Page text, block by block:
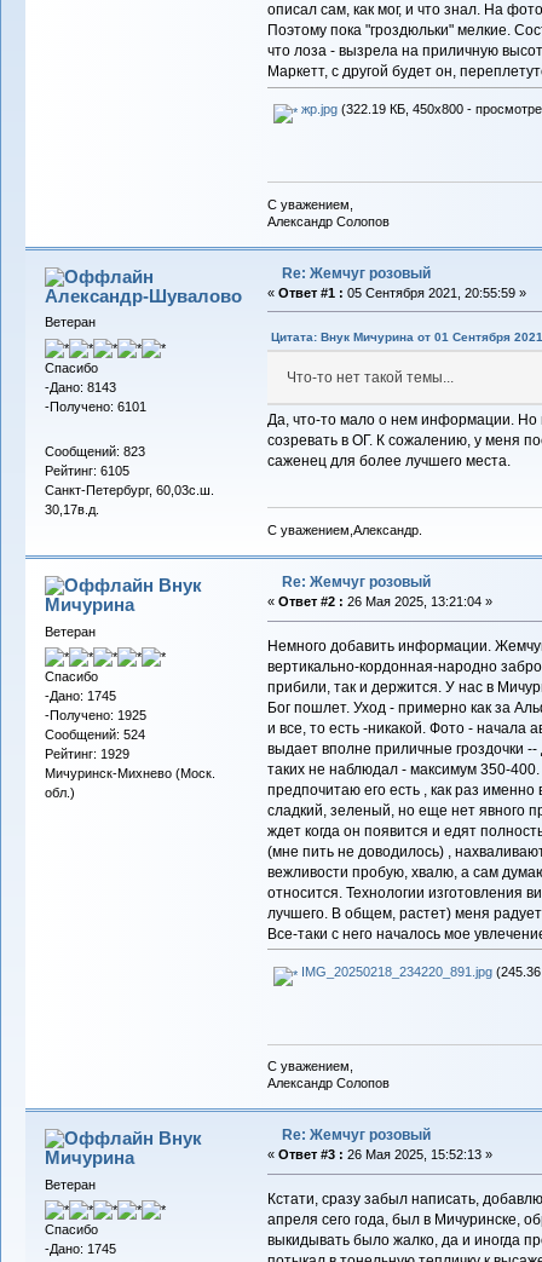
описал сам, как мог, и что знал. На
Поэтому пока "гроздюльки" мелкие.
что лоза - вызрела на приличную
Маркетт, с другой будет он,
жр.jpg(322.19 КБ, 450x800 -
С уважением,
Александр Солопов
Александр-Шувалово
Ветеран
Спасибо
-Дано: 8143
-Получено: 6101
Сообщений: 823
Рейтинг: 6105
Санкт-Петербург, 60,03с.ш.
30,17в.д.
Re: Жемчуг розовый
« Ответ #1 : 05 Сентября 2021, 20:55:59 »
Цитата: Внук Мичурина от 01 Сентября
Что-то нет такой темы...
Да, что-то мало о нем информации. Но
созревать в ОГ. К сожалению, у меня
саженец для более лучшего места.
С уважением,Александр.
Внук
Мичурина
Ветеран
Спасибо
-Дано: 1745
-Получено: 1925
Сообщений: 524
Рейтинг: 1929
Мичуринск-Михнево (Моск.
обл.)
Re: Жемчуг розовый
« Ответ #2 : 26 Мая 2025, 13:21:04 »
Немного добавить информации.
вертикально-кордонная-народно
прибили, так и держится. У нас в
Бог пошлет. Уход - примерно как за
и все, то есть -никакой. Фото - начала
выдает вполне приличные гроздочки
таких не наблюдал - максимум 350-
предпочитаю его есть , как раз
сладкий, зеленый, но еще нет явного
ждет когда он появится и едят
(мне пить не доводилось) ,
вежливости пробую, хвалю, а сам
относится. Технологии изготовления
лучшего. В общем, растет) меня
Все-таки с него началось мое
IMG_20250218_234220_891.jpg(245.36
С уважением,
Александр Солопов
Внук
Мичурина
Ветеран
Спасибо
-Дано: 1745
Re: Жемчуг розовый
« Ответ #3 : 26 Мая 2025, 15:52:13 »
Кстати, сразу забыл написать,
апреля сего года, был в Мичуринске,
выкидывать было жалко, да и иногда